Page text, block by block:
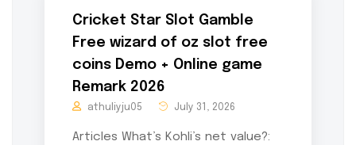
Cricket Star Slot Gamble
Free wizard of oz slot free
coins Demo + Online game
Remark 2026
athuliyju05 July 31, 2026
Articles What’s Kohli’s net value?: